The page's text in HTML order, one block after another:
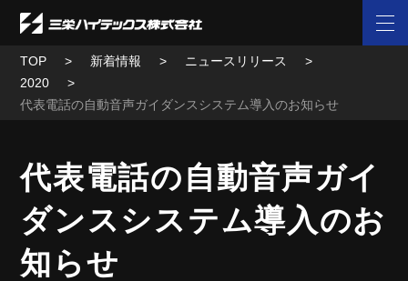
TOP 新着情報
ニュースリリース
2020
代表電話の自動音声ガイダンスシステム導入のお知らせ
代表電話の自動音声ガイ
ダンスシステム導入のお
知らせ